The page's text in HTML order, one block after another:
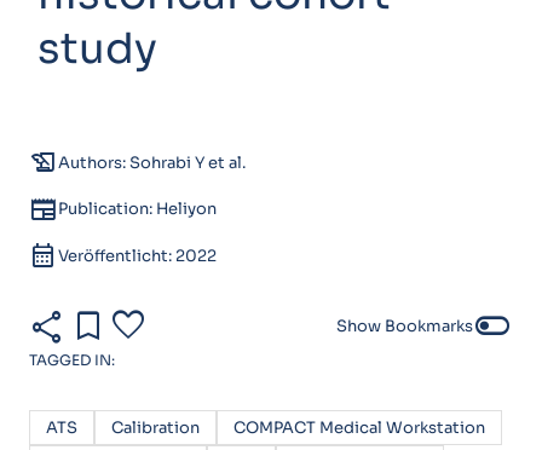
study
history_eduAuthors: Sohrabi Y et al.
newspaperPublication: Heliyon
calendar_month Veröffentlicht: 2022
share bookmark favorite Show Bookmarkstoggle_off
TAGGED IN:
ATS Calibration
COMPACT Medical Workstation